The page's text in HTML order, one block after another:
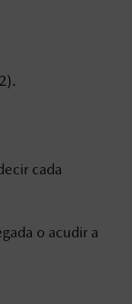
cada
o acudir a